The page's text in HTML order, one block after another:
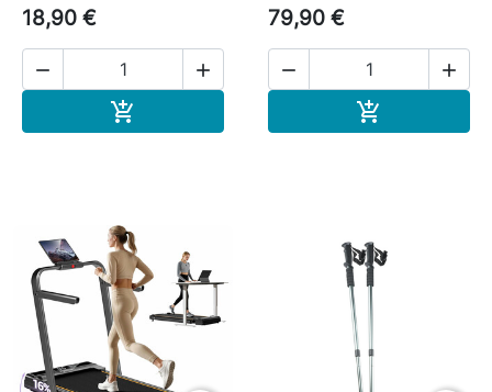
18,90 €
 

79,90 €
 
